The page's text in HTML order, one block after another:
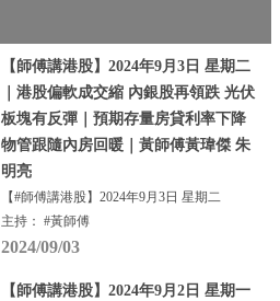
【師傅講港股】2024年9月3日 星期二
｜港股偏軟成交縮 內銀股再領跌 光伏
板塊有反彈｜預期存量房貸利率下降
物管跟隨內房回暖｜黃師傅黃瑋傑 朱
明亮
【#師傅講港股】2024年9月3日 星期二
主持： #黃師傅
2024/09/03
【師傅講港股】2024年9月2日 星期一